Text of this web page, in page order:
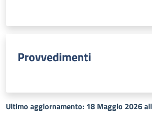
Provvedimenti
Ultimo aggiornamento: 18 Maggio 2026